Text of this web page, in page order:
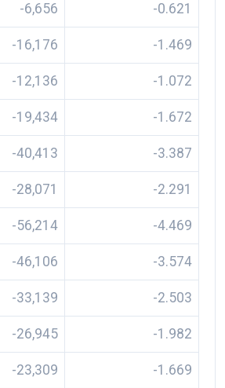
-6,656 -0.621
-16,176 -1.469
-12,136 -1.072
-19,434 -1.672
-40,413 -3.387
-28,071 -2.291
-56,214 -4.469
-46,106 -3.574
-33,139 -2.503
-26,945 -1.982
-23,309 -1.669